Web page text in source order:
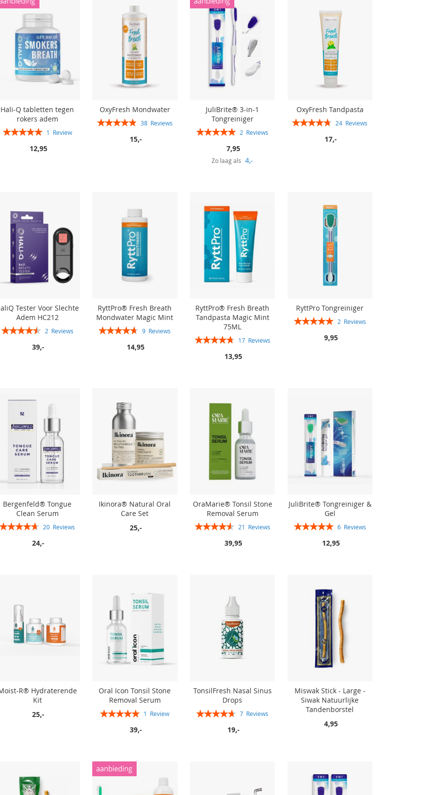
Hali-Q tabletten tegen
rokers adem
Rating:
1 Review
12,95
OxyFresh Mondwater
Rating:
38 Reviews
15,-
JuliBrite® 3-in-1
Tongreiniger
Rating:
2 Reviews
7,95
Zo laag als 4,-
OxyFresh Tandpasta
Rating:
24 Reviews
17,-
Tester Voor Slechte
Adem HC212
Rating:
2 Reviews
39,-
RyttPro® Fresh Breath
Mondwater Magic Mint
Rating:
9 Reviews
14,95
RyttPro® Fresh Breath
Tandpasta Magic Mint
75ML
Rating:
17 Reviews
13,95
RyttPro Tongreiniger
Rating:
2 Reviews
9,95
Bergenfeld® Tongue
Clean Serum
20 Reviews
24,-
Ikinora® Natural Oral
Care Set
25,-
In winkelwagen
OraMarie® Tonsil Stone
Removal Serum
Rating:
21 Reviews
39,95
JuliBrite® Tongreiniger &
Gel
Rating:
6 Reviews
12,95
R® Hydraterende
Kit
25,-
Oral Icon Tonsil Stone
Removal Serum
Rating:
1 Review
39,-
TonsilFresh Nasal Sinus
Drops
Rating:
7 Reviews
19,-
Miswak Stick - Large -
Siwak Natuurlijke
Tandenborstel
4,95